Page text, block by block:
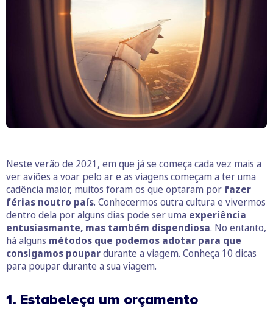
Neste verão de 2021, em que já se começa cada vez mais a
ver aviões a voar pelo ar e as viagens começam a ter uma
cadência maior, muitos foram os que optaram por fazer
férias noutro país. Conhecermos outra cultura e vivermos
dentro dela por alguns dias pode ser uma experiência
entusiasmante, mas também dispendiosa. No entanto,
há alguns métodos que podemos adotar para que
consigamos poupardurante a viagem. Conheça 10 dicas
para poupar durante a sua viagem.
1. Estabeleça um orçamento